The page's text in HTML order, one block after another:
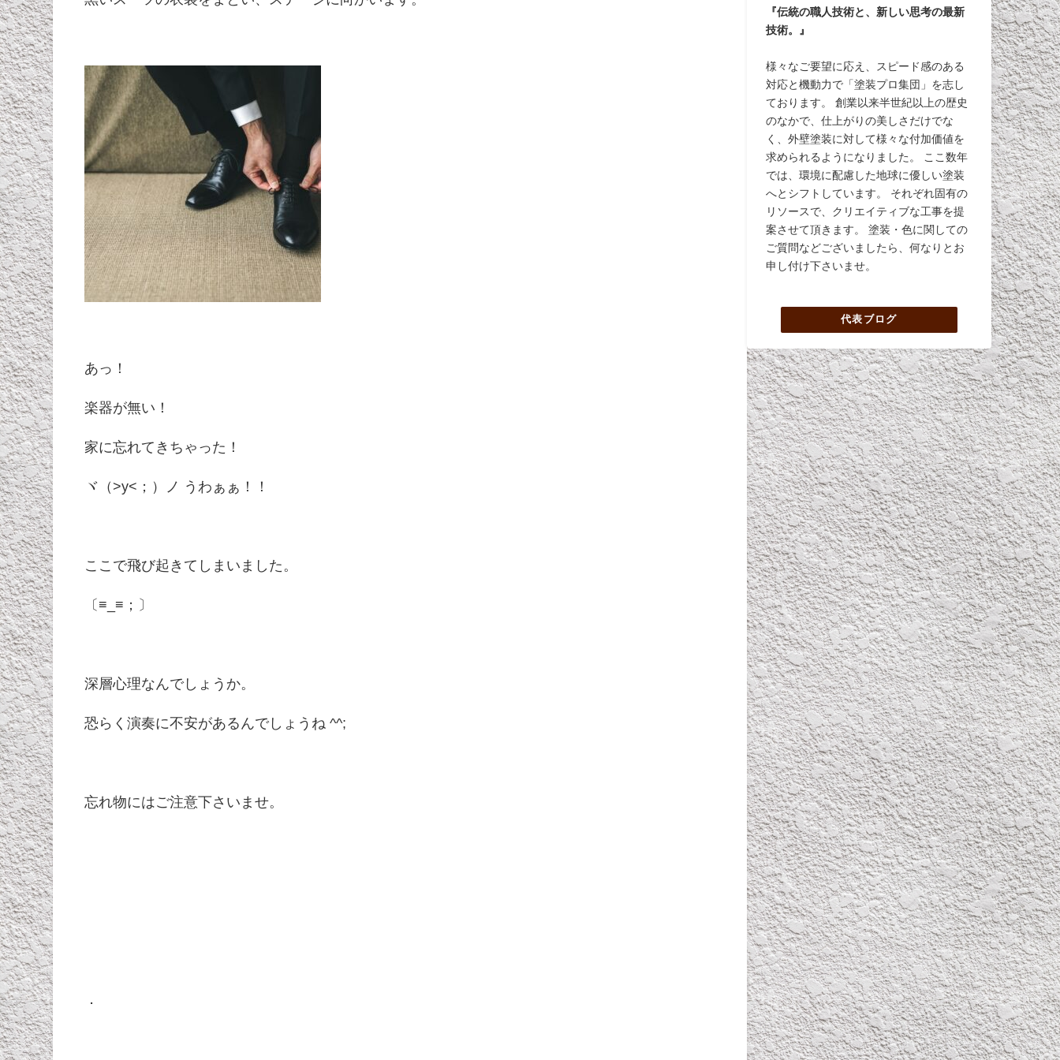
あっ！
楽器が無い！
家に忘れてきちゃった！
ヾ（>y<；）ノ うわぁぁ！！
ここで飛び起きてしまいました。
〔≡_≡；〕
深層心理なんでしょうか。
恐らく演奏に不安があるんでしょうね ^^;
忘れ物にはご注意下さいませ。
．
『伝統の職人技術と、新しい思考の最新
技術。』
様々なご要望に応え、スピード感のある
対応と機動力で「塗装プロ集団」を志し
ております。 創業以来半世紀以上の歴史
のなかで、仕上がりの美しさだけでな
く、外壁塗装に対して様々な付加価値を
求められるようになりました。 ここ数年
では、環境に配慮した地球に優しい塗装
へとシフトしています。 それぞれ固有の
リソースで、クリエイティブな工事を提
案させて頂きます。 塗装・色に関しての
ご質問などございましたら、何なりとお
申し付け下さいませ。
代表ブログ